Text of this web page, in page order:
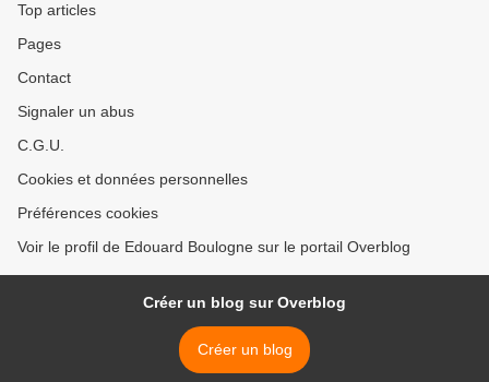
Top articles
Pages
Contact
Signaler un abus
C.G.U.
Cookies et données personnelles
Préférences cookies
Voir le profil de Edouard Boulogne sur le portail Overblog
Créer un blog sur Overblog
Créer un blog